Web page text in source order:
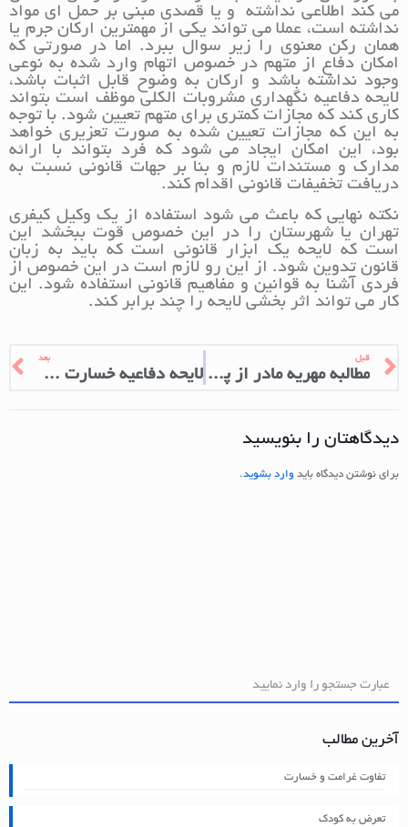
می کند اطلاعی نداشته و یا قصدی مبنی بر حمل ای مواد
نداشته است، عملا می تواند یکی از مهمترین ارکان جرم یا
همان رکن معنوی را زیر سوال ببرد. اما در صورتی که
امکان دفاع از متهم در خصوص اتهام وارد شده به نوعی
وجود نداشته باشد و ارکان به وضوح قابل اثبات باشد،
لایحه دفاعیه نگهداری مشروبات الکلی موظف است بتواند
کاری کند که مجازات کمتری برای متهم تعیین شود. با توجه
به این که مجازات تعیین شده به صورت تعزیری خواهد
بود، این امکان ایجاد می شود که فرد بتواند با ارائه
مدارک و مستندات لازم و بنا بر جهات قانونی نسبت به
دریافت تخفیفات قانونی اقدام کند.
نکته نهایی که باعث می شود استفاده از یک وکیل کیفری
تهران یا شهرستان را در این خصوص قوت ببخشد این
است که لایحه یک ابزار قانونی است که باید به زبان
قانون تدوین شود. از این رو لازم است در این خصوص از
فردی آشنا به قوانین و مفاهیم قانونی استفاده شود. این
کار می تواند اثر بخشی لایحه را چند برابر کند.
قبل
مطالبه مهریه مادر از پدر فوت شده
بعد
لایحه دفاعیه خسارت مازاد بر دیه
دیدگاهتان را بنویسید
برای نوشتن دیدگاه باید وارد بشوید.
آخرین مطالب
تفاوت غرامت و خسارت
تعرض به کودک